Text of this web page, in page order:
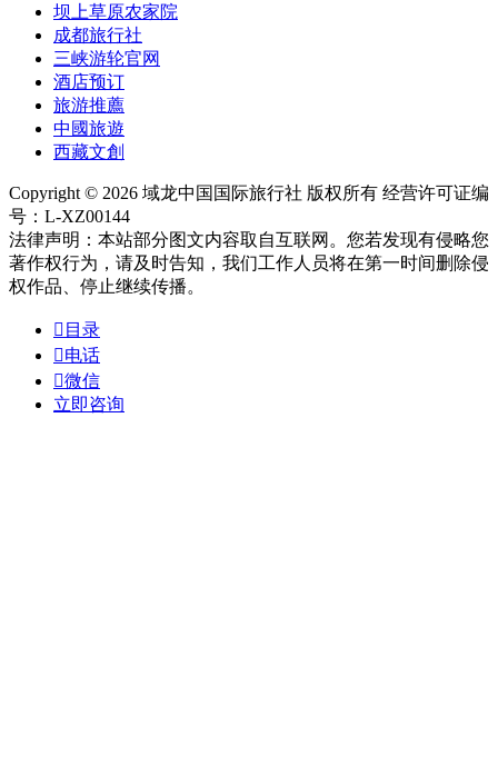
坝上草原农家院
成都旅行社
三峡游轮官网
酒店预订
旅游推薦
中國旅遊
西藏文創
Copyright © 2026 域龙中国国际旅行社 版权所有 经营许可证编
号：L-XZ00144
法律声明：本站部分图文内容取自互联网。您若发现有侵略您
著作权行为，请及时告知，我们工作人员将在第一时间删除侵
权作品、停止继续传播。
 目录
电话
微信
立即咨询